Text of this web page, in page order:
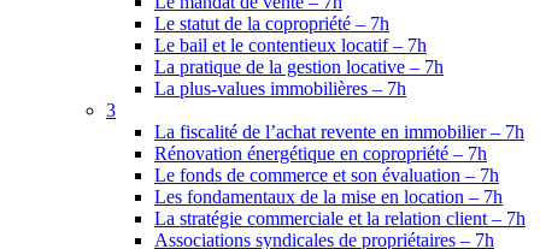
Le statut de la copropriété – 7h
Le bail et le contentieux locatif – 7h
La pratique de la gestion locative – 7h
La plus-values immobilières – 7h
3
La fiscalité de l’achat revente en immobilier – 7h
Rénovation énergétique en copropriété – 7h
Le fonds de commerce et son évaluation – 7h
Les fondamentaux de la mise en location – 7h
La stratégie commerciale et la relation client – 7h
Associations syndicales de propriétaires – 7h